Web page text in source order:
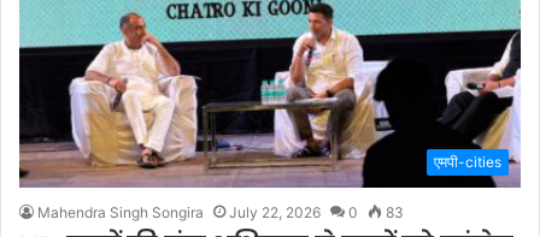
एमपी-cities
Mahendra Singh Songira July 22, 2026 0 83